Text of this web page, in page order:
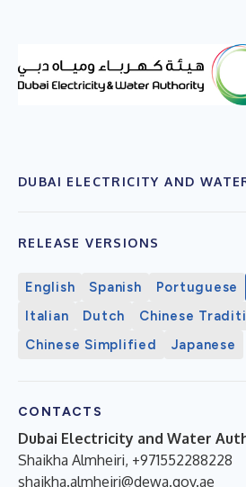
DUBAI ELECTRICITY AND
RELEASE VERSIONS
English Spanish Portuguese
Italian
Dutch
Chinese
Chinese Simplified
Japanese
CONTACTS
Dubai Electricity and Water
Shaikha Almheiri, +971552288228
shaikha.almheiri@dewa.gov.ae